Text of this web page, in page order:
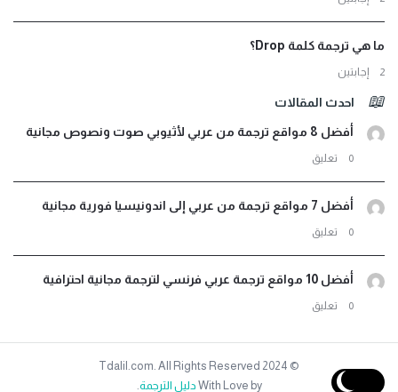
ما هي ترجمة كلمة Drop؟
‫2 إجابتين
احدث المقالات
أفضل 8 مواقع ترجمة من عربي لأثيوبي صوت ونصوص مجانية
‫0 تعليق
أفضل 7 مواقع ترجمة من عربي إلى اندونيسيا فورية مجانية
‫0 تعليق
أفضل 10 مواقع ترجمة عربي فرنسي لترجمة مجانية احترافية
‫0 تعليق
© 2024 Tdalil.com. All Rights Reserved
With Love by دليل الترجمة.